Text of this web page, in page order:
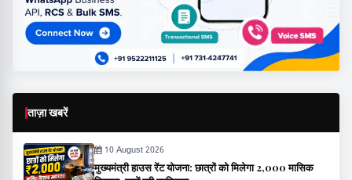
ताज़ा खबरें
10 August 2026
मुख्यमंत्री हाउस रेंट योजना: छात्रों को मिलेगा ₹2,000 मासिक